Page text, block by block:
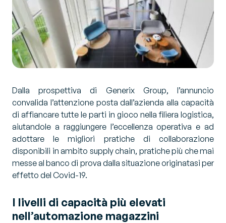
Dalla prospettiva di Generix Group, l’annuncio
convalida l’attenzione posta dall’azienda alla capacità
di affiancare tutte le parti in gioco nella filiera logistica,
aiutandole a raggiungere l’eccellenza operativa e ad
adottare le migliori pratiche di collaborazione
disponibili in ambito supply chain, pratiche più che mai
messe al banco di prova dalla situazione originatasi per
effetto del Covid-19.
I livelli di capacità più elevati
nell’automazione magazzini